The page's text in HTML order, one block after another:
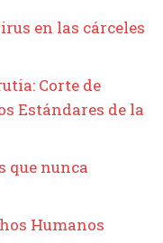
en las cárceles
Corte de
Estándares de la
que nunca
Humanos